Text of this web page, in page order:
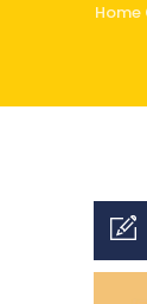
Home